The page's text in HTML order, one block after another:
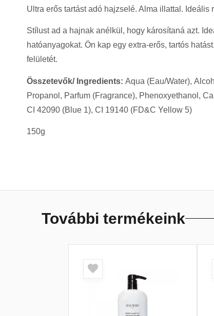
Ultra erős tartást adó hajzselé. Alma illattal. Ideális
Stílust ad a hajnak anélkül, hogy károsítaná azt.
hatóanyagokat. Ön kap egy extra-erős, tartós
felületét.
Összetevők/ Ingredients: Aqua (Eau/Water),
Propanol, Parfum (Fragrance), Phenoxyethanol,
CI 42090 (Blue 1), CI 19140 (FD&C Yellow 5)
150g
További termékeink